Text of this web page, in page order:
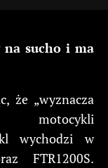
na sucho i ma
że „wyznacza
wychodzi w
FTR1200S.